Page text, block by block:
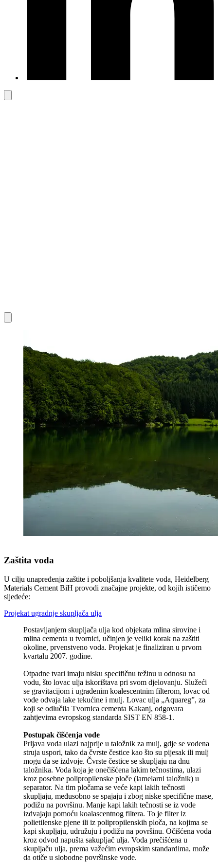
Zaštita voda
U cilju unapređenja zaštite i poboljšanja kvalitete voda, Heidelberg
Materials Cement BiH provodi značajne projekte, od kojih ističemo
sljedeće:
Projekat ugradnje skupljača ulja
Postavljanjem skupljača ulja kod objekata mlina sirovine i
mlina cementa u tvornici, učinjen je veliki korak na zaštiti
okoline, prvenstveno voda. Projekat je finaliziran u prvom
kvartalu 2007. godine.
Otpadne tvari imaju nisku specifičnu težinu u odnosu na
vodu, što lovac ulja iskorištava pri svom djelovanju. Služeći
se gravitacijom i ugrađenim koalescentnim filterom, lovac od
vode odvaja lake tekućine i mulj. Lovac ulja „Aquareg”, za
koji se odlučila Tvornica cementa Kakanj, odgovara
zahtjevima evropskog standarda SIST EN 858-1.
Postupak čišćenja vode
Prljava voda ulazi najprije u taložnik za mulj, gdje se vodena
struja uspori, tako da čvrste čestice kao što su pijesak ili mulj
mogu da se izdvoje. Čvrste čestice se skupljaju na dnu
taložnika. Voda koja je onečišćena lakim tečnostima, ulazi
kroz posebne polipropilenske ploče (lamelarni taložnik) u
separator. Na tim pločama se veće kapi lakih tečnosti
skupljaju, međusobno se spajaju i zbog niske specifične mase,
podižu na površinu. Manje kapi lakih tečnosti se iz vode
izdvajaju pomoću koalascentnog filtera. To je filter iz
polietilenske pjene ili iz polipropilenskih ploča, na kojima se
kapi skupljaju, udružuju i podižu na površinu. Očišćena voda
kroz odvod napušta sakupljač ulja. Voda prečišćena u
skupljaču ulja, prema važećim evropskim standardima, može
da otiče u slobodne površinske vode.